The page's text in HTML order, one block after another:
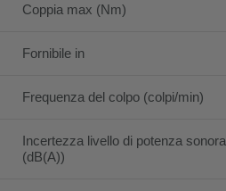
Coppia max (Nm)
Fornibile in
Frequenza del colpo (colpi/min)
Incertezza livello di potenza sonora
(dB(A))